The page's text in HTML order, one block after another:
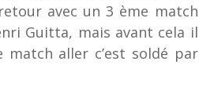
avec un 3 ème match
Guitta, mais avant cela il
aller c’est soldé par